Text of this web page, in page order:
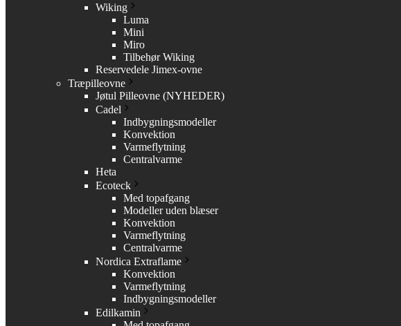
Wiking
Luma
Mini
Miro
Tilbehør Wiking
Reservedele Jimex-ovne
Træpilleovne
Jøtul Pilleovne (NYHEDER)
Cadel
Indbygningsmodeller
Konvektion
Varmeflytning
Centralvarme
Heta
Ecoteck
Med topafgang
Modeller uden blæser
Konvektion
Varmeflytning
Centralvarme
Nordica Extraflame
Konvektion
Varmeflytning
Indbygningsmodeller
Edilkamin